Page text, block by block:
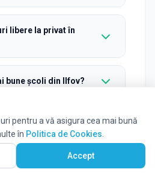
pe Hartă
libere la privat în
bune școli din Ilfov?
sau bilingve sunt
în Ilfov?
pentru a vă asigura cea mai bună
în Politica de Cookies
Accept